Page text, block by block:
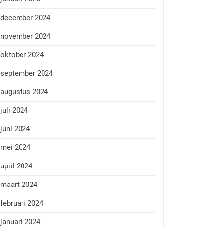
december 2024
november 2024
oktober 2024
september 2024
augustus 2024
juli 2024
juni 2024
mei 2024
april 2024
maart 2024
februari 2024
januari 2024